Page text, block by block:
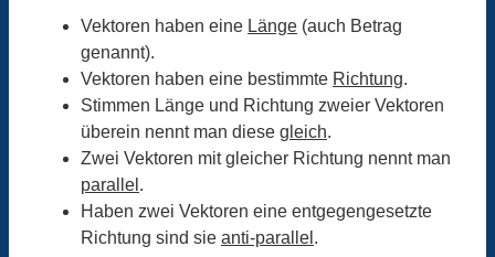
Vektoren haben eine Länge (auch Betrag
genannt).
Vektoren haben eine bestimmte Richtung.
Stimmen Länge und Richtung zweier Vektoren
überein nennt man diese gleich.
Zwei Vektoren mit gleicher Richtung nennt man
parallel .
Haben zwei Vektoren eine entgegengesetzte
Richtung sind sie anti-parallel .